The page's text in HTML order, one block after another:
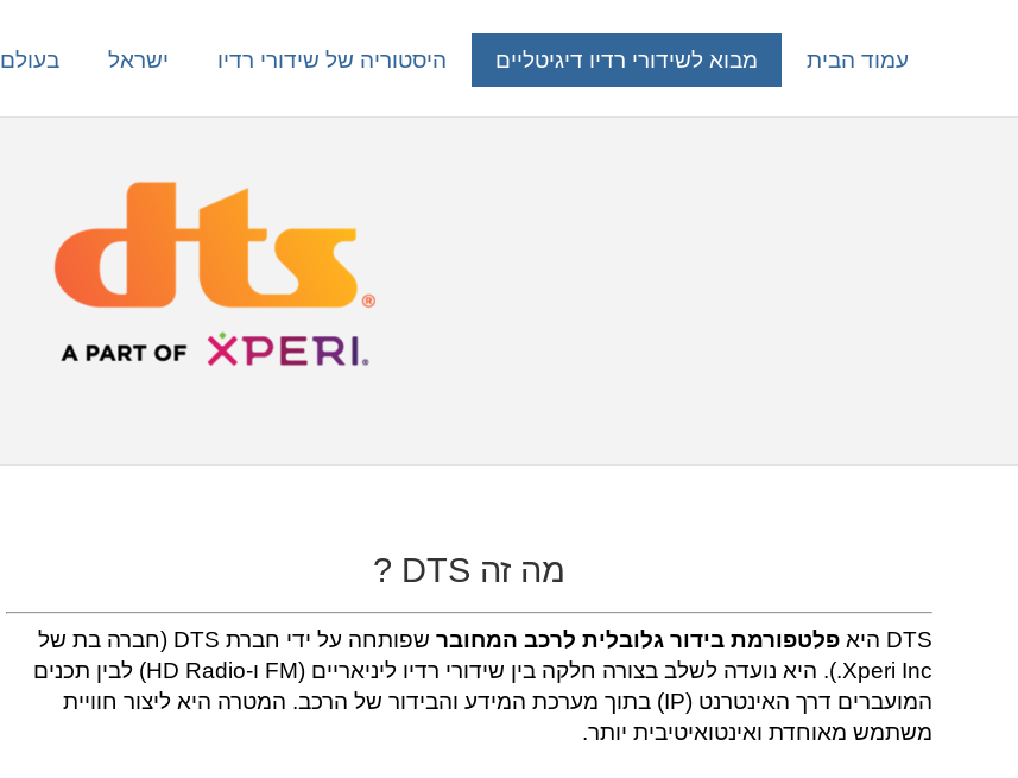
בעולם ישראל היסטוריה של שידורי רדיו מבוא לשידורי רדיו דיגיטליים עמוד הבית
מה זה DTS ?
DTS היא פלטפורמת בידור גלובלית לרכב המחובר
שפותחה על ידי חברת DTS (חברה בת של
Xperi Inc.). היא נועדה לשלב בצורה חלקה בין שידורי רדיו ליניאריים (FM ו-HD Radio) לבין תכנים
המועברים דרך האינטרנט (IP) בתוך מערכת המידע והבידור של הרכב. המטרה היא ליצור חוויית
משתמש מאוחדת ואינטואיטיבית יותר.